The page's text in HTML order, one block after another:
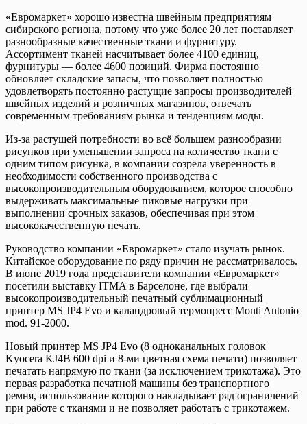
«Евромаркет» хорошо известна швейным предприятиям
сибирского региона, потому что уже более 20 лет поставляет
разнообразные качественные ткани и фурнитуру.
Ассортимент тканей насчитывает более 4100 единиц,
фурнитуры — более 4600 позиций. Фирма постоянно
обновляет складские запасы, что позволяет полностью
удовлетворять постоянно растущие запросы производителей
швейных изделий и розничных магазинов, отвечать
современным требованиям рынка и тенденциям моды.
Из-за растущей потребности во всё большем разнообразии
рисунков при уменьшении запроса на количество ткани с
одним типом рисунка, в компании созрела уверенность в
необходимости собственного производства с
высокопроизводительным оборудованием, которое способно
выдерживать максимальные пиковые нагрузки при
выполнении срочных заказов, обеспечивая при этом
высококачественную печать.
Руководство компании «Евромаркет» стало изучать рынок.
Китайское оборудование по ряду причин не рассматривалось.
В июне 2019 года представители компании «Евромаркет»
посетили выставку ITMA в Барселоне, где выбрали
высокопроизводительный печатный сублимационный
принтер MS JP4 Evo и каландровый термопресс Monti Antonio
mod. 91-2000.
Новый принтер MS JP4 Evo (8 одноканальных головок
Kyocera KJ4B 600 dpi и 8-ми цветная схема печати) позволяет
печатать напрямую по ткани (за исключением трикотажа). Это
первая разработка печатной машины без транспортного
ремня, использование которого накладывает ряд ограничений
при работе с тканями и не позволяет работать с трикотажем.